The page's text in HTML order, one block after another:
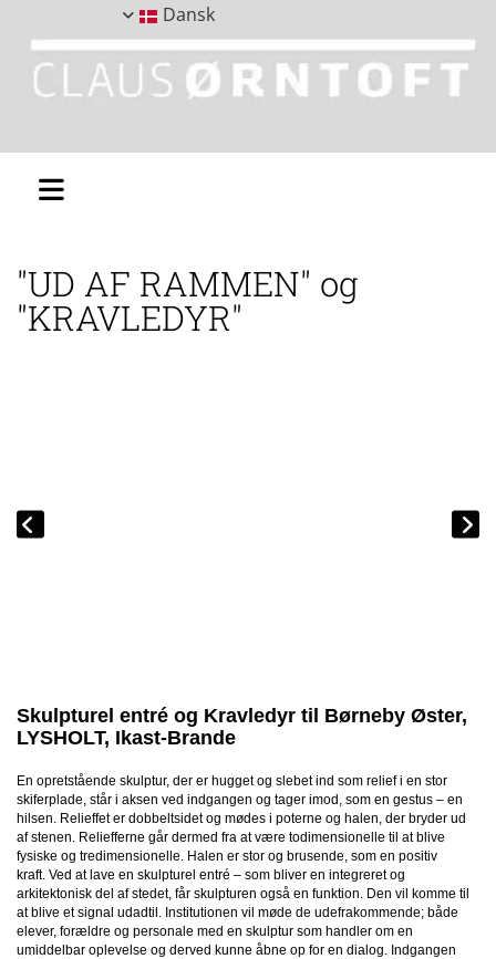
Dansk
"UD AF RAMMEN" og
"KRAVLEDYR"
Skulpturel entré og Kravledyr til Børneby Øster,
LYSHOLT, Ikast-Brande
En opretstående skulptur, der er hugget og slebet ind som relief i en stor
skiferplade, står i aksen ved indgangen og tager imod, som en gestus – en
hilsen. Relieffet er dobbeltsidet og mødes i poterne og halen, der bryder ud
af stenen. Reliefferne går dermed fra at være todimensionelle til at blive
fysiske og tredimensionelle. Halen er stor og brusende, som en positiv
kraft. Ved at lave en skulpturel entré – som bliver en integreret og
arkitektonisk del af stedet, får skulpturen også en funktion. Den vil komme til
at blive et signal udadtil. Institutionen vil møde de udefrakommende; både
elever, forældre og personale med en skulptur som handler om en
umiddelbar oplevelse og derved kunne åbne op for en dialog. Indgangen